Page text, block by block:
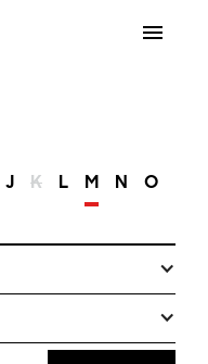
J K L M N O